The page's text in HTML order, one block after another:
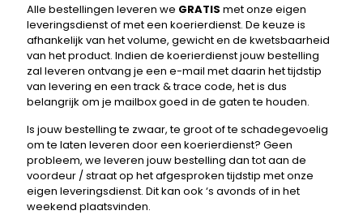
Alle bestellingen leveren we GRATIS met onze eigen
leveringsdienst of met een koerierdienst. De keuze is
afhankelijk van het volume, gewicht en de kwetsbaarheid
van het product. Indien de koerierdienst jouw bestelling
zal leveren ontvang je een e-mail met daarin het tijdstip
van levering en een track & trace code, het is dus
belangrijk om je mailbox goed in de gaten te houden.
Is jouw bestelling te zwaar, te groot of te schadegevoelig
om te laten leveren door een koerierdienst? Geen
probleem, we leveren jouw bestelling dan tot aan de
voordeur / straat op het afgesproken tijdstip met onze
eigen leveringsdienst. Dit kan ook ‘s avonds of in het
weekend plaatsvinden.